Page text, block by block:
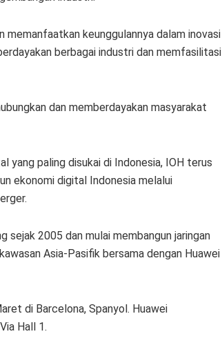
memanfaatkan keunggulannya dalam inovasi
berbagai industri dan memfasilitasi
dan memberdayakan masyarakat
yang paling disukai di Indonesia, IOH terus
ekonomi digital Indonesia melalui
sejak 2005 dan mulai membangun jaringan
Asia-Pasifik bersama dengan Huawei
di Barcelona, Spanyol. Huawei
Hall 1.